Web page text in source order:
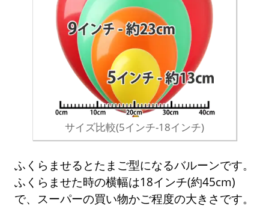
サイズ比較(5インチ-18インチ)
ふくらませるとたまご型になるバルーンです。
ふくらませた時の横幅は18インチ(約45cm)
で、スーパーの買い物かご程度の大きさです。